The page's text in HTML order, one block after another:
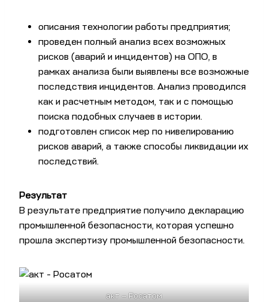
описания технологии работы предприятия;
проведен полный анализ всех возможных
рисков (аварий и инцидентов) на ОПО, в
рамках анализа были выявлены все возможные
последствия инцидентов. Анализ проводился
как и расчетным методом, так и с помощью
поиска подобных случаев в истории.
подготовлен список мер по нивелированию
рисков аварий, а также способы ликвидации их
последствий.
Результат
В результате предприятие получило декларацию
промышленной безопасности, которая успешно
прошла экспертизу промышленной безопасности.
акт — Росатом